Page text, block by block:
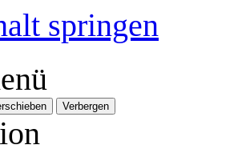
springen
Verbergen